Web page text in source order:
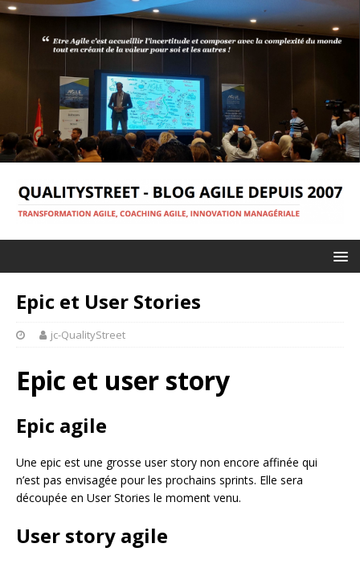
Epic et User Stories
jc-QualityStreet
Epic et user story
Epic agile
Une epic est une grosse user story non encore affinée qui
n’est pas envisagée pour les prochains sprints. Elle sera
découpée en User Stories le moment venu.
User story agile